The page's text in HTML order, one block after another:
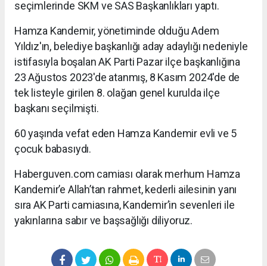
seçimlerinde SKM ve SAS Başkanlıkları yaptı.
Hamza Kandemir, yönetiminde olduğu Adem
Yıldız'ın, belediye başkanlığı aday adaylığı nedeniyle
istifasıyla boşalan AK Parti Pazar ilçe başkanlığına
23 Ağustos 2023'de atanmış, 8 Kasım 2024'de de
tek listeyle girilen 8. olağan genel kurulda ilçe
başkanı seçilmişti.
60 yaşında vefat eden Hamza Kandemir evli ve 5
çocuk babasıydı.
Haberguven.com camiası olarak merhum Hamza
Kandemir’e Allah’tan rahmet, kederli ailesinin yanı
sıra AK Parti camiasına, Kandemir’in sevenleri ile
yakınlarına sabır ve başsağlığı diliyoruz.